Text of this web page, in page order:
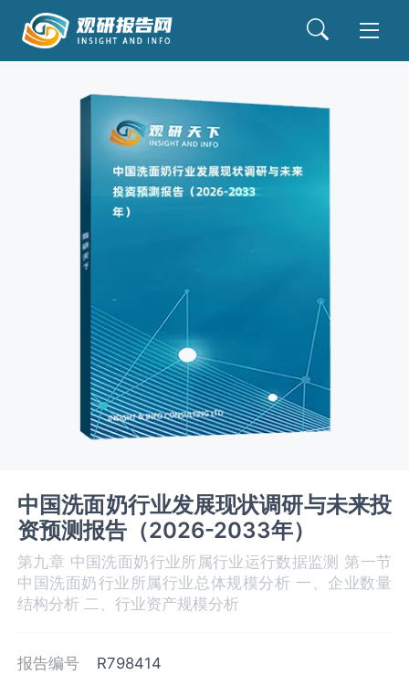
中国洗面奶行业发展现状调研与未来投
资预测报告（2026-2033年）
第九章 中国洗面奶‌‌‌行业所属行业运行数据监测 第一节
中国洗面奶‌‌‌行业所属行业总体规模分析 一、企业数量
结构分析 二、行业资产规模分析
报告编号 R798414